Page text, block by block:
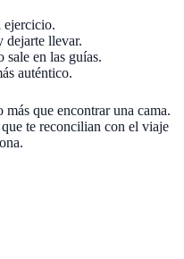
ejercicio.
dejarte llevar.
sale en las guías.
auténtico.
que encontrar una cama.
te reconcilian con el viaje